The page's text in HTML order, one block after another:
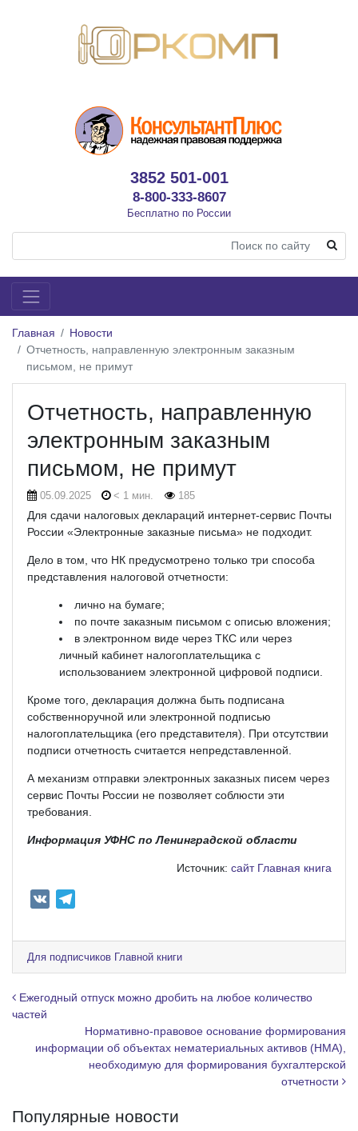
3852 501-001
8-800-333-8607
Бесплатно по России
Главная
Новости
Отчетность, направленную электронным заказным
письмом, не примут
Отчетность, направленную
электронным заказным
письмом, не примут
05.09.2025 < 1 мин. 185
Для сдачи налоговых деклараций интернет-сервис Почты
России «Электронные заказные письма» не подходит.
Дело в том, что НК предусмотрено только три способа
представления налоговой отчетности:
лично на бумаге;
по почте заказным письмом с описью вложения;
в электронном виде через ТКС или через
личный кабинет налогоплательщика с
использованием электронной цифровой подписи.
Кроме того, декларация должна быть подписана
собственноручной или электронной подписью
налогоплательщика (его представителя). При отсутствии
подписи отчетность считается непредставленной.
А механизм отправки электронных заказных писем через
сервис Почты России не позволяет соблюсти эти
требования.
Информация УФНС по Ленинградской области
Источник: сайт Главная книга
e
g
r
Для подписчиков Главной книги
Навигация по записям
Ежегодный отпуск можно дробить на любое количество
частей
Нормативно-правовое основание формирования
информации об объектах нематериальных активов (НМА),
необходимую для формирования бухгалтерской
отчетности
Популярные новости